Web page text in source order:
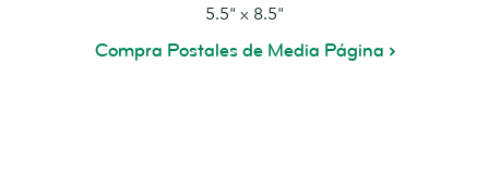
5.5" x 8.5"
Compra Postales de Media Página